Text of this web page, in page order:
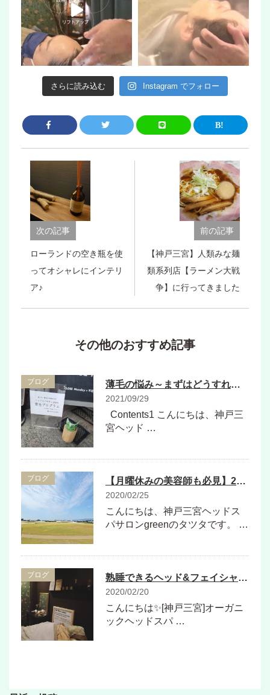
さらに読み込む Instagram でフォロー
次の記事
ローランドの空き瓶を使
ってオシャレにインテリ
ア♪
前の記事
【神戸三宮】人類みな麺
類系列店【ラーメン大戦
争】に行ってきました
その他のおすすめ記事
ブログ 薄毛の悩み～まずはどうすればいいかを【知る】ということから。【育毛プログラム】
2021/09/29
Contents1 こんにちは、神戸三
宮ヘッド …
ブログ 【月曜休みの美容師も必見】2020年は後何回月曜日祝日がある？？
2020/02/25
こんにちは、神戸三宮ヘッドス
パサロンgreenのタツタです。 …
ブログ 熟睡できるヘッド&フェイシャル💆✴ 神戸三宮ヘッドスパ専門店
2020/02/20
こんにちは✨[神戸三宮]オーガニ
ックヘッドスパ …